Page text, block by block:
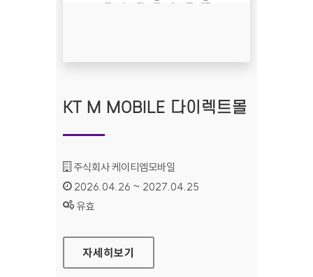
KT M MOBILE 다이렉트몰
기관명 :
주식회사 케이티엠모바일
인증기간 :
2026.04.26 ~ 2027.04.25
상태 :
유효
KT M MOBILE 다이렉트몰
자세히보기